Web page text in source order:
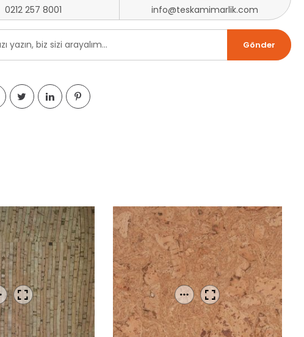
0212 257 8001 info@teskamimarlik.com